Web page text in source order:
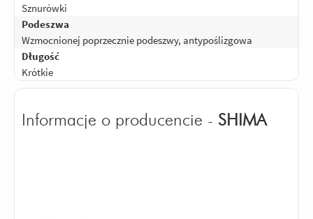
reklamowal...
Ocena:5/5| Autor:JOKER| Motocykl:Yamaha DT 125X (1998 - 2004)
Wygodne przewiewne polecam
Sznurówki
Podeszwa
Wzmocnionej poprzecznie podeszwy, antypoślizgowa
Długość
Krótkie
Informacje o producencie - SHIMA